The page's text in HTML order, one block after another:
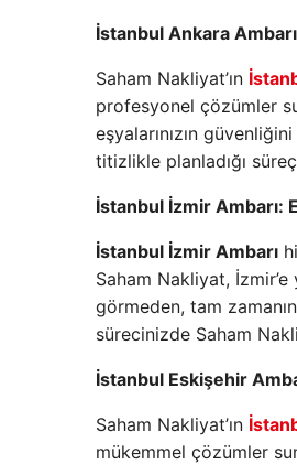
İstanbul Ankara
Saham Nakliyat’ın
profesyonel çözümler
eşyalarınızın
titizlikle planladığı
İstanbul İzmir Ambarı:
İstanbul İzmir Ambarı
Saham Nakliyat,
görmeden, tam
sürecinizde Saham
İstanbul Eskişehir
Saham Nakliyat’ın
mükemmel çözümler